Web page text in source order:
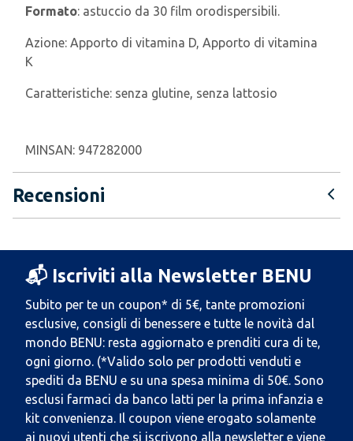
Formato: astuccio da 30 film orodispersibili.
Azione: Apporto di vitamina D, Apporto di vitamina
K
Caratteristiche: senza glutine, senza lattosio
MINSAN: 947282000
Recensioni
📬 Iscriviti alla Newsletter BENU
Subito per te un coupon* di 5€, tante promozioni
esclusive, consigli di benessere e tutte le novità dal
mondo BENU: resta aggiornato e prenditi cura di te,
ogni giorno. (*Valido solo per prodotti venduti e
spediti da BENU e su una spesa minima di 50€. Sono
esclusi farmaci da banco latti per la prima infanzia e
kit convenienza. Il coupon viene erogato solamente
ai nuovi utenti che si iscrivono alla newsletter e viene